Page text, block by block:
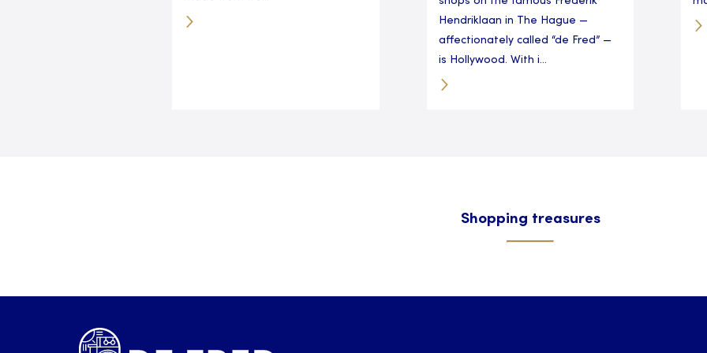
Hendriklaan in The Hague —
affectionately called “de Fred” —
is Hollywood. With i...
Shopping treasures